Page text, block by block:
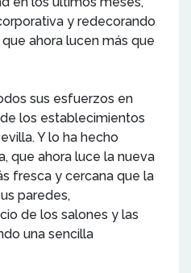
y redecorando
ahora lucen más que
sus esfuerzos en
los establecimientos
Y lo ha hecho
que ahora luce la nueva
fresca y cercana que la
paredes,
de los salones y las
una sencilla